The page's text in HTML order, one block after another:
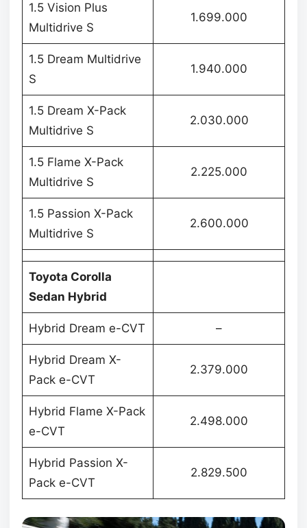
1.5 Vision Plus
Multidrive S
1.699.000
1.5 Dream Multidrive
S
1.940.000
1.5 Dream X-Pack
Multidrive S
2.030.000
1.5 Flame X-Pack
Multidrive S
2.225.000
1.5 Passion X-Pack
Multidrive S
2.600.000
Toyota Corolla
Sedan Hybrid
Hybrid Dream e-CVT –
Hybrid Dream X-
Pack e-CVT
2.379.000
Hybrid Flame X-Pack
e-CVT
2.498.000
Hybrid Passion X-
Pack e-CVT
2.829.500